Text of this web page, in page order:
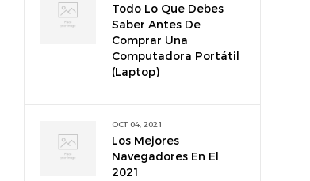
Todo Lo Que Debes
Saber Antes De
Comprar Una
Computadora Portátil
(laptop)
OCT 04, 2021
Los Mejores
Navegadores En El
2021